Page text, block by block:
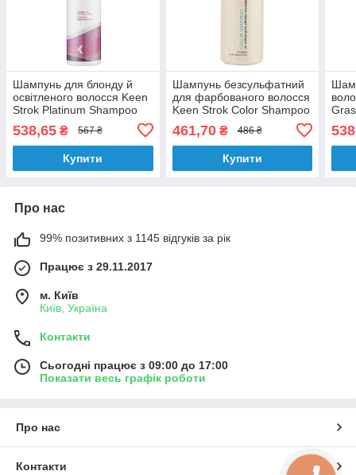
Шампунь для блонду й
освітленого волосся Keen
Strok Platinum Shampoo
For White & Bleached Hair
250 мл
538,65 ₴ 567 ₴
Купити
Шампунь безсульфатний
для фарбованого волосся
Keen Strok Color Shampoo
461,70₴ 486 ₴
Купити
Про нас
99% позитивних з 1145 відгуків за рік
Працює з 29.11.2017
м. Київ
Київ, Україна
Контакти
Сьогодні працює з 09:00 до 17:00
Показати весь графік роботи
Про нас
Контакти